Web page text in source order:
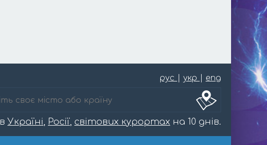
рус укр eng
Україні, Росії, світових курортах на 10 днів.